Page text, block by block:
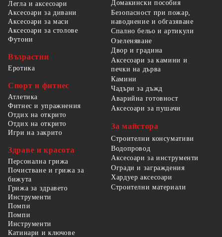
Легла и аксесоари
Аксесоари за дивани
Аксесоари за маси
Аксесоари за столове
Футони
Възрастни
Еротика
Спорт и фитнес
Атлетика
Фитнес и упражнения
Отдих на открито
Отдих на открито
Игри на закрито
Здраве и красота
Персонална грижа
Почистване и грижа за
бижута
Грижа за здравето
Домакински пособия
Безопасност при пожар,
наводнение и обгазяване
Спално бельо и артикули
Озеленяване
Двор и градина
Аксесоари за камини и
печки на дърва
Камини
Чадъри за дъжд
Аварийна готовност
Аксесоари за пушачи
За майстора
Строителни консумативи
Водопровод
Аксесоари за инструменти
Огради и заграждения
Хардуер аксесоари
Строителни материали
Инструменти
Помпи
Помпи
Инструменти
Катинари и ключове